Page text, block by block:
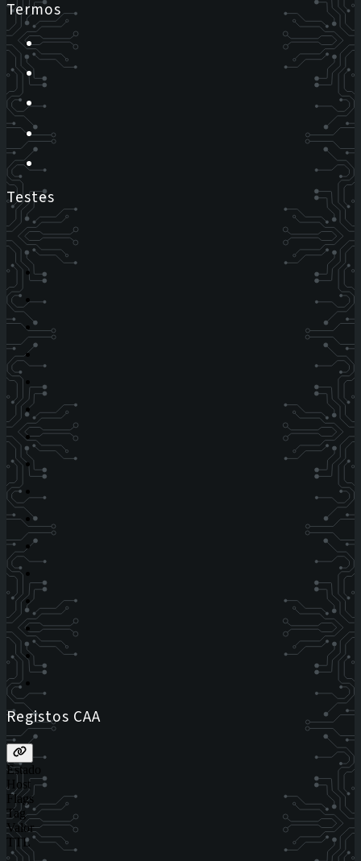
Termos
Testes
Registos CAA
Estado
Host
Flags
Tag
Valor
TTL